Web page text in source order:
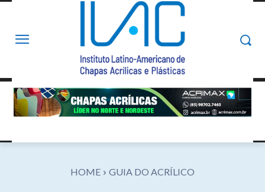
HOME GUIA DO ACRÍLICO